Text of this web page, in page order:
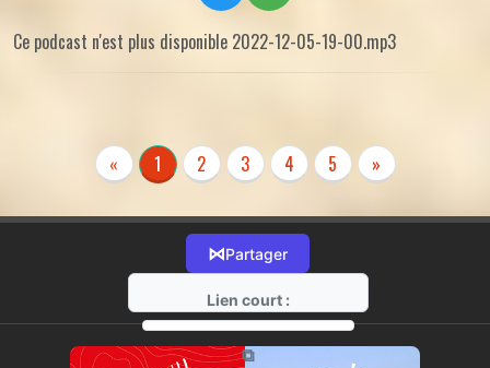
Ce podcast n'est plus disponible 2022-12-05-19-00.mp3
« 1 2 3 4 5 »
⋈Partager
Lien court :
https://radio-g.fr?r49
⧉